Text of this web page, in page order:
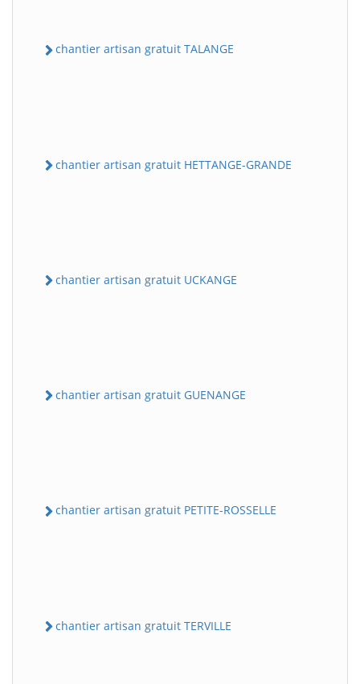
chantier artisan gratuit TALANGE
chantier artisan gratuit HETTANGE-GRANDE
chantier artisan gratuit UCKANGE
chantier artisan gratuit GUENANGE
chantier artisan gratuit PETITE-ROSSELLE
chantier artisan gratuit TERVILLE